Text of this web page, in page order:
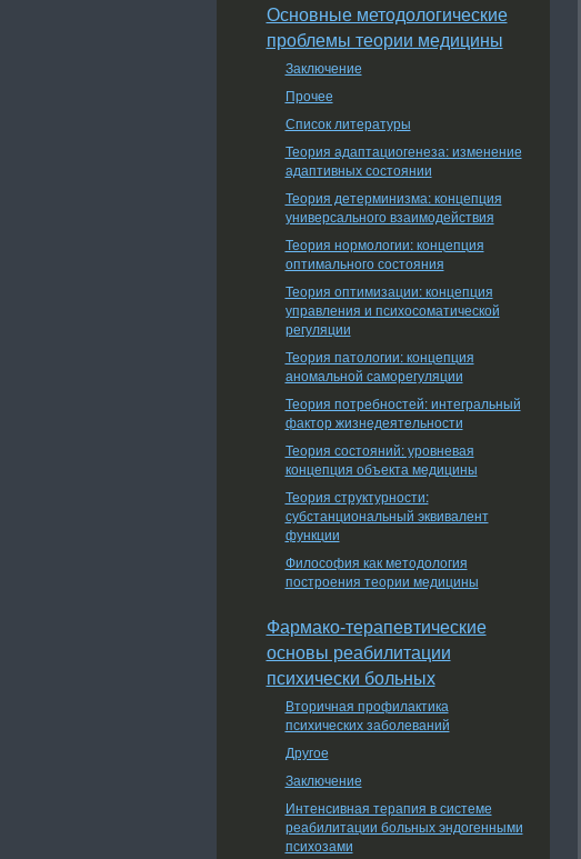
Основные методологические
проблемы теории медицины
Заключение
Прочее
Список литературы
Теория адаптациогенеза: изменение
адаптивных состоянии
Теория детерминизма: концепция
универсального взаимодействия
Теория нормологии: концепция
оптимального состояния
Теория оптимизации: концепция
управления и психосоматической
регуляции
Теория патологии: концепция
аномальной саморегуляции
Теория потребностей: интегральный
фактор жизнедеятельности
Теория состояний: уровневая
концепция объекта медицины
Теория структурности:
субстанциональный эквивалент
функции
Философия как методология
построения теории медицины
Фармако-терапевтические
основы реабилитации
психически больных
Вторичная профилактика
психических заболеваний
Другое
Заключение
Интенсивная терапия в системе
реабилитации больных эндогенными
психозами